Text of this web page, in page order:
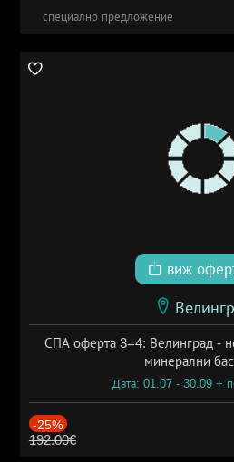
специално предложение
виж
СПА оферта 3=4: Велинград -
минерални
Дата: 01.07 - 30.09 +
-25%
192.00€